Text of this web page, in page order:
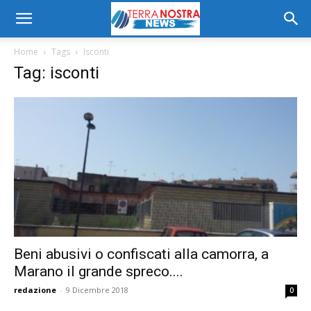
Home Tags Isconti
Tag: isconti
Beni abusivi o confiscati alla camorra, a
Marano il grande spreco....
redazione - 9 Dicembre 2018 0